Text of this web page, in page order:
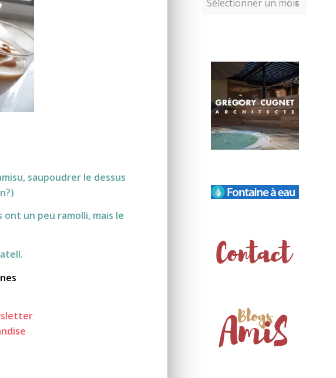
saupoudrer le dessus
ont un peu ramolli, mais le